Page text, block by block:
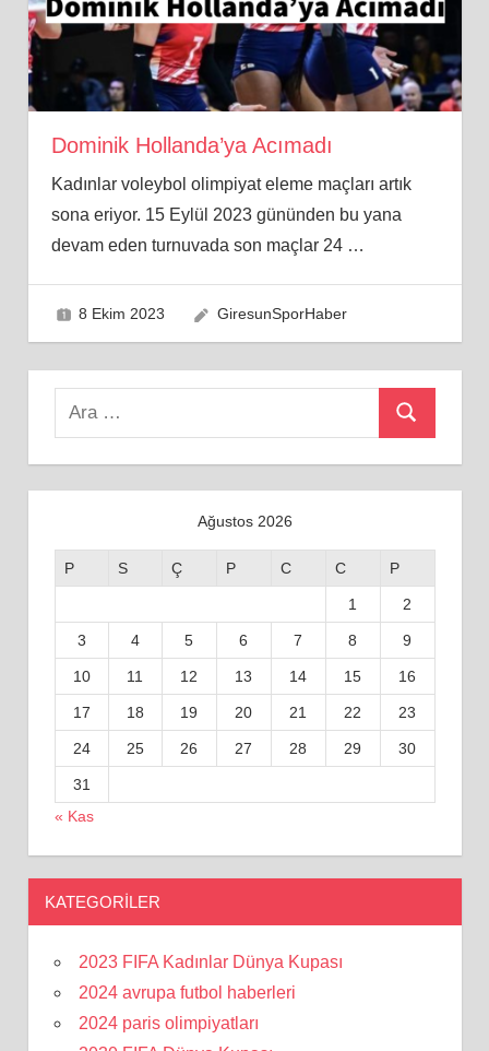
Dominik Hollanda’ya Acımadı
Kadınlar voleybol olimpiyat eleme maçları artık
sona eriyor. 15 Eylül 2023 gününden bu yana
devam eden turnuvada son maçlar 24 …
8 Ekim 2023 GiresunSporHaber
Search
Ara
Ağustos 2026
P S Ç P C C P
1 2
3 4 5 6 7 8 9
10 11 12 13 14 15 16
17 18 19 20 21 22 23
24 25 26 27 28 29 30
31
« Kas
KATEGORILER
2023 FIFA Kadınlar Dünya Kupası
2024 avrupa futbol haberleri
2024 paris olimpiyatları